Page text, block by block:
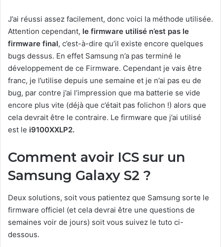
J’ai réussi assez facilement, donc voici la méthode utilisée.
Attention cependant, le firmware utilisé n’est pas le
firmware final, c’est-à-dire qu’il existe encore quelques
bugs dessus. En effet Samsung n’a pas terminé le
développement de ce Firmware. Cependant je vais être
franc, je l’utilise depuis une semaine et je n’ai pas eu de
bug, par contre j’ai l’impression que ma batterie se vide
encore plus vite (déjà que c’était pas folichon !) alors que
cela devrait être le contraire. Le firmware que j’ai utilisé
est le i9100XXLP2.
Comment avoir ICS sur un
Samsung Galaxy S2 ?
Deux solutions, soit vous patientez que Samsung sorte le
firmware officiel (et cela devrai être une questions de
semaines voir de jours) soit vous suivez le tuto ci-
dessous.